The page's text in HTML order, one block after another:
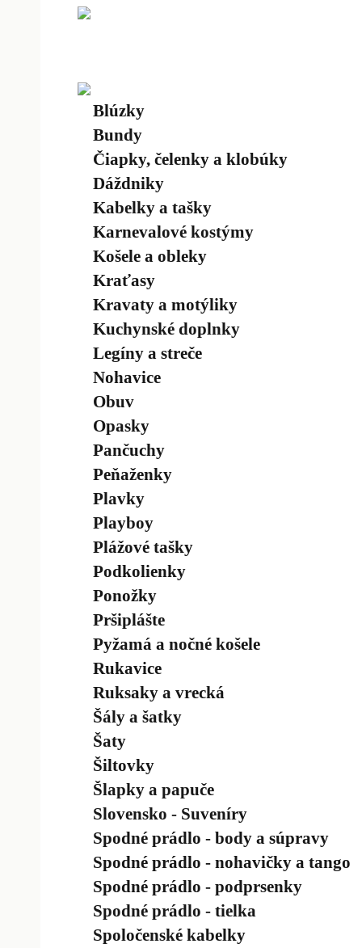
Blúzky
Bundy
Čiapky, čelenky a klobúky
Dáždniky
Kabelky a tašky
Karnevalové kostýmy
Košele a obleky
Kraťasy
Kravaty a motýliky
Kuchynské doplnky
Legíny a streče
Nohavice
Obuv
Opasky
Pančuchy
Peňaženky
Plavky
Playboy
Plážové tašky
Podkolienky
Ponožky
Pršiplášte
Pyžamá a nočné košele
Rukavice
Ruksaky a vrecká
Šály a šatky
Šaty
Šiltovky
Šlapky a papuče
Slovensko - Suveníry
Spodné prádlo - body a súpravy
Spodné prádlo - nohavičky a tango
Spodné prádlo - podprsenky
Spodné prádlo - tielka
Spoločenské kabelky